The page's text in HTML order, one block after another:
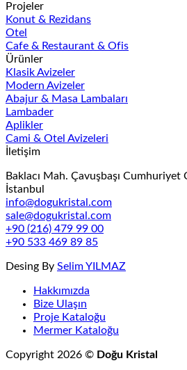
Projeler
Konut & Rezidans
Otel
Cafe & Restaurant & Ofis
Ürünler
Klasik Avizeler
Modern Avizeler
Abajur & Masa Lambaları
Lambader
Aplikler
Cami & Otel Avizeleri
İletişim
Baklacı Mah. Çavuşbaşı
İstanbul
info@dogukristal.com
sale@dogukristal.com
+90 (216) 479 99 00
+90 533 469 89 85
Desing By Selim YILMAZ
Hakkımızda
Bize Ulaşın
Proje Kataloğu
Mermer Kataloğu
Copyright 2026 © Doğu Kristal